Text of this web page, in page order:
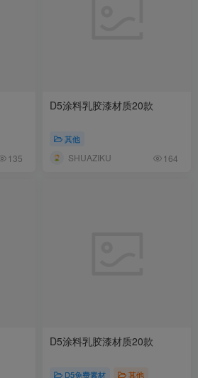
135
D5涂料乳胶漆材质20款
其他
SHUAZIKU 164
D5涂料乳胶漆材质20款
D5免费素材 其他